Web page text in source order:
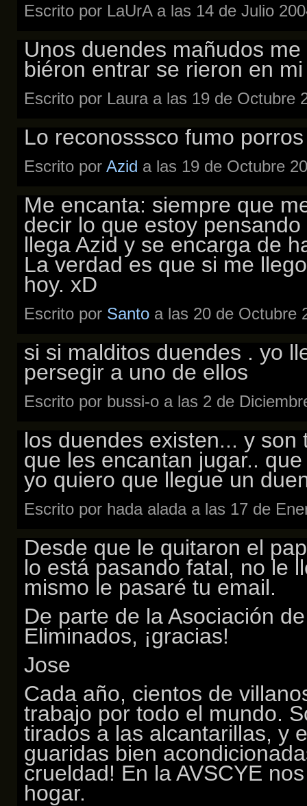
Escrito por LaUrA a las 14 de Julio
Unos duendes mañudos
biéron entrar se rieron en
Escrito por Laura a las 19 de Octubre
Lo reconosssco fumo
Escrito por Azid a las 19 de Octubre
Me encanta: siempre que
decir lo que estoy
llega Azid y se encarga de
La verdad es que si me
hoy. xD
Escrito por Santo a las 20 de Octubre
si si malditos duendes . yo
persegir a uno de ellos
Escrito por bussi-o a las 2 de
los duendes existen... y
que les encantan jugar..
yo quiero que llegue un
Escrito por hada alada a las 17 de
Desde que le quitaron el
lo está pasando fatal, no le
mismo le pasaré tu email.
De parte de la Asociación
Eliminados, ¡gracias!
Jose
Cada año, cientos de
trabajo por todo el mundo.
tirados a las alcantarillas, y
guaridas bien
crueldad! En la AVSCYE
hogar.